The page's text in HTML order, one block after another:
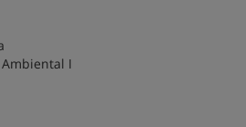
Ambiental I